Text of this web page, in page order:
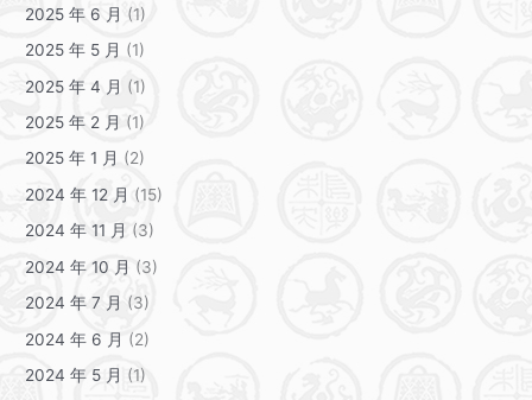
2025 年 6 月 (1)
2025 年 5 月 (1)
2025 年 4 月 (1)
2025 年 2 月 (1)
2025 年 1 月 (2)
2024 年 12 月 (15)
2024 年 11 月 (3)
2024 年 10 月 (3)
2024 年 7 月 (3)
2024 年 6 月 (2)
2024 年 5 月 (1)